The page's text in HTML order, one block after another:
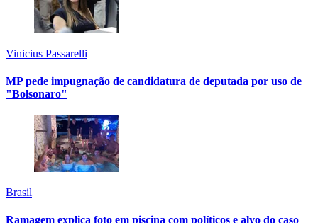
Vinicius Passarelli
MP pede impugnação de candidatura de deputada por uso de
"Bolsonaro"
Brasil
Ramagem explica foto em piscina com políticos e alvo do caso